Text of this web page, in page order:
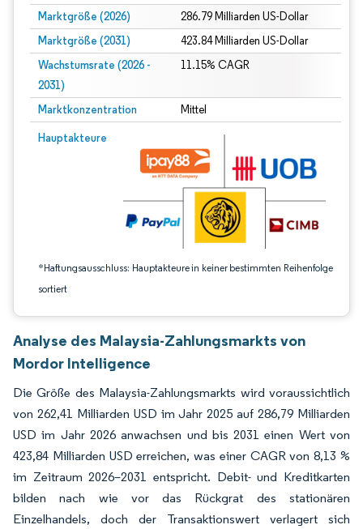
Marktgröße (2026) 286.79 Milliarden US-Dollar
Marktgröße (2031) 423.84 Milliarden US-Dollar
Wachstumsrate (2026 -
2031)
11.15% CAGR
Marktkonzentration Mittel
Hauptakteure
*Haftungsausschluss: Hauptakteure in keiner bestimmten Reihenfolge
sortiert
Bild © Mordor Intelligence. Wiederverwendung erfordert Namensnennung
Analyse des Malaysia-Zahlungsmarkts von
Mordor Intelligence
Die Größe des Malaysia-Zahlungsmarkts wird voraussichtlich
von 262,41 Milliarden USD im Jahr 2025 auf 286,79 Milliarden
USD im Jahr 2026 anwachsen und bis 2031 einen Wert von
423,84 Milliarden USD erreichen, was einer CAGR von 8,13 %
im Zeitraum 2026–2031 entspricht. Debit- und Kreditkarten
bilden nach wie vor das Rückgrat des stationären
Einzelhandels, doch der Transaktionswert verlagert sich